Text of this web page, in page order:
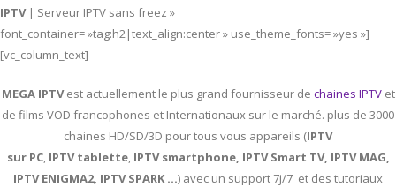
IPTV | Serveur IPTV sans freez »
font_container= »tag:h2|text_align:center » use_theme_fonts= »yes »]
[vc_column_text]
MEGA IPTVest actuellement le plus grand fournisseur de chaines IPTVet
de films VOD francophones et Internationaux sur le marché. plus de 3000
chaines HD/SD/3D pour tous vous appareils (IPTV
sur PC, IPTVtablette, IPTVsmartphone, IPTV Smart TV, IPTV MAG,
IPTV ENIGMA2, IPTV SPARK …) avec un support 7j/7 et des tutoriaux